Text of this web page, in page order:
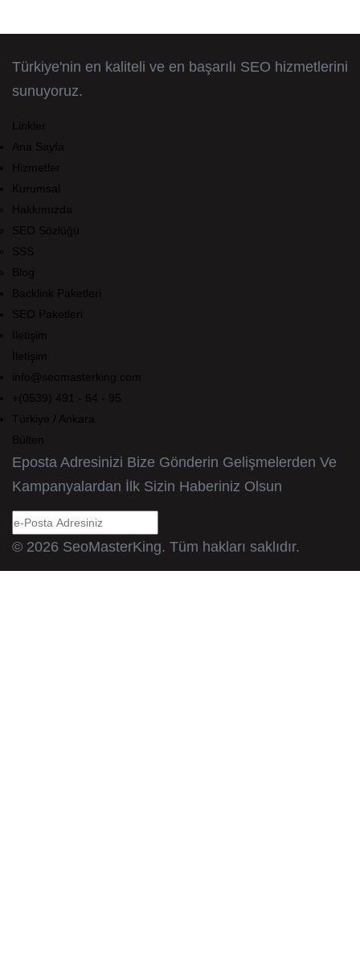
Türkiye'nin en kaliteli ve en başarılı SEO hizmetlerini
sunuyoruz.
Linkler
Ana Sayfa
Hizmetler
Kurumsal
Hakkımızda
SEO Sözlüğü
SSS
Blog
Backlink Paketleri
SEO Paketleri
İletişim
İletişim
info@seomasterking.com
+(0539) 491 - 64 - 95
Türkiye / Ankara
Bülten
Eposta Adresinizi Bize Gönderin Gelişmelerden Ve
Kampanyalardan İlk Sizin Haberiniz Olsun
© 2026 SeoMasterKing. Tüm hakları saklıdır.